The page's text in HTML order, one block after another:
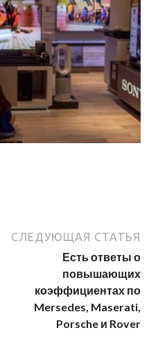
СЛЕДУЮЩАЯ СТАТЬЯ
Есть ответы о
повышающих
коэффициентах по
Mersedes, Maserati,
Porsche и Rover